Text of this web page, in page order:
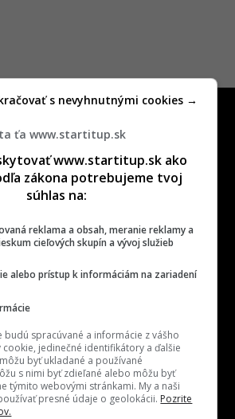
Inzercia Cenník
Redakcia
ťa www.startitup.sk
www.startitup.sk ako
zákona potrebujeme tvoj
súhlas na:
reklama a obsah, meranie reklamy a
cieľových skupín a vývoj služieb
alebo prístup k informáciám na zariadení
budú spracúvané a informácie z vášho
jedinečné identifikátory a ďalšie
byť ukladané a používané
s nimi byť zdieľané alebo môžu byť
týmito webovými stránkami. My a naši
presné údaje o geolokácii. Pozrite
s nevyhnutnými cookies →